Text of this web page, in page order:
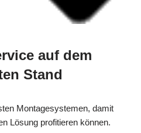
auf dem
Stand
Montagesystemen, damit
Lösung profitieren können.